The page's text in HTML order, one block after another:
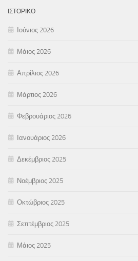
ΙΣΤΟΡΙΚΌ
Ιούνιος 2026
Μάιος 2026
Απρίλιος 2026
Μάρτιος 2026
Φεβρουάριος 2026
Ιανουάριος 2026
Δεκέμβριος 2025
Νοέμβριος 2025
Οκτώβριος 2025
Σεπτέμβριος 2025
Μάιος 2025